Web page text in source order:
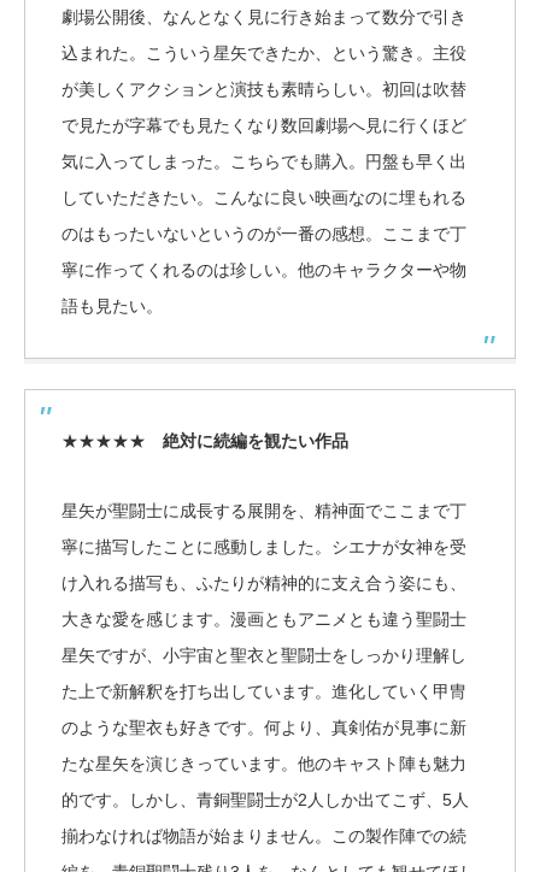
劇場公開後、なんとなく見に行き始まって数分で引き
込まれた。こういう星矢できたか、という驚き。主役
が美しくアクションと演技も素晴らしい。初回は吹替
で見たが字幕でも見たくなり数回劇場へ見に行くほど
気に入ってしまった。こちらでも購入。円盤も早く出
していただきたい。こんなに良い映画なのに埋もれる
のはもったいないというのが一番の感想。ここまで丁
寧に作ってくれるのは珍しい。他のキャラクターや物
語も見たい。
★★★★★ 絶対に続編を観たい作品
星矢が聖闘士に成長する展開を、精神面でここまで丁
寧に描写したことに感動しました。シエナが女神を受
け入れる描写も、ふたりが精神的に支え合う姿にも、
大きな愛を感じます。漫画ともアニメとも違う聖闘士
星矢ですが、小宇宙と聖衣と聖闘士をしっかり理解し
た上で新解釈を打ち出しています。進化していく甲冑
のような聖衣も好きです。何より、真剣佑が見事に新
たな星矢を演じきっています。他のキャスト陣も魅力
的です。しかし、青銅聖闘士が2人しか出てこず、5人
揃わなければ物語が始まりません。この製作陣での続